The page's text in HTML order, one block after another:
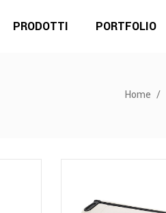
PRODOTTI PORTFOLIO
Home /